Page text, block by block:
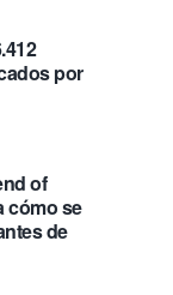
por
of
cómo se
de